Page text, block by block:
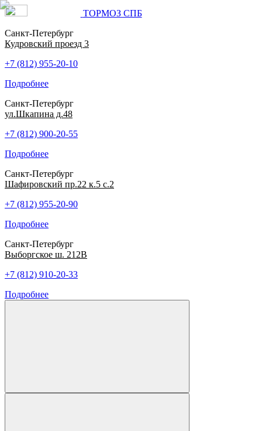
ТОРМОЗ СПБ
Санкт-Петербург
Кудровский проезд 3
+7 (812) 955-20-10
Подробнее
Санкт-Петербург
ул.Шкапина д.48
+7 (812) 900-20-55
Подробнее
Санкт-Петербург
Шафировский пр.22 к.5 с.2
+7 (812) 955-20-90
Подробнее
Санкт-Петербург
Выборгское ш. 212В
+7 (812) 910-20-33
Подробнее